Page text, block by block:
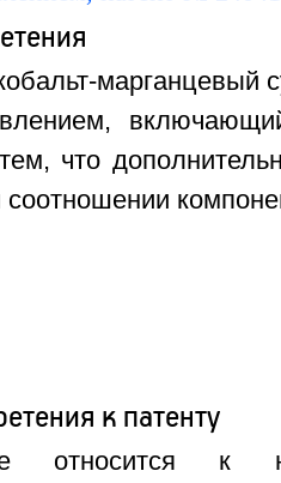
марганцевый
что
к патенту
относится к